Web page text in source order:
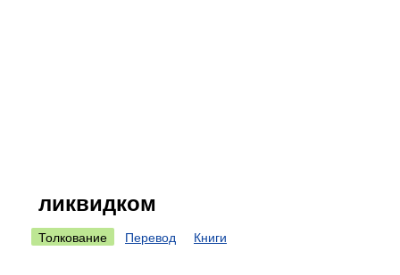
ликвидком
Толкование Перевод Книги